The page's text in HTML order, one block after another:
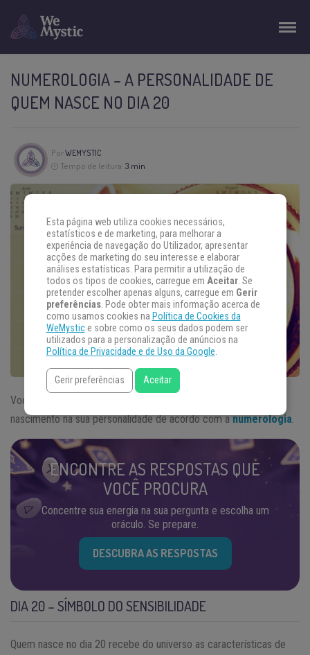
NUMEROLOGIA – A PERSONALIDADE DE
QUEM NASCE NO DIA 20
PorWEMYSTIC
Tempo de leitura: 3 min
Você nasceu no dia 20? Veja qual a influência deste dia de
nascimento na sua personalidade de acordo com anumerologia
ENCONTRE AS RESPOSTAS QUE
VOCÊ PROCURA
Concentre sua energia na sua pergunta e escolha um
oráculo. Se prepare.
DESCUBRA AS RESPOSTAS
DIA 20 – SÍMBOLO DO SENSIBILIDADE
Quem nasce no dia 20 recebe do universo as características de
Esta página web utiliza cookies necessários,
estatísticos e de marketing, para melhorar a
experiência de navegação do Utilizador, apresentar
acções de marketing do seu interesse e elaborar
análises estatísticas. Para permitir a utilização de
todos os tipos de cookies, carregue em Aceitar. Se
pretender escolher apenas alguns, carregue em Gerir
preferências. Pode obter mais informação acerca de
como usamos cookies na Política de Cookies da
WeMystice sobre como os seus dados podem ser
utilizados para a personalização de anúncios na
Política de Privacidade e de Uso da Google.
Gerir preferências Aceitar